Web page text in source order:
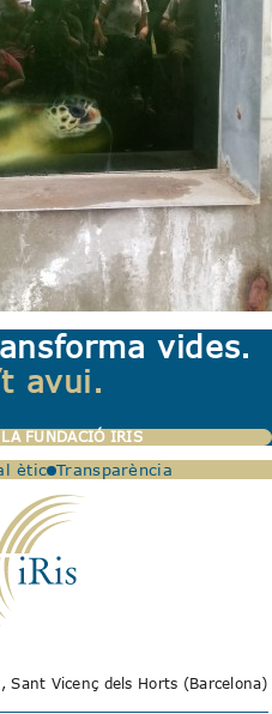
vides.
avui.
LA FUNDACIÓ IRIS
ètic Transparència
Sant Vicenç dels Horts (Barcelona)